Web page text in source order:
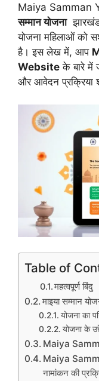
Maiya Samman
सम्मान योजनाझारखंड
योजना महिलाओं को
है। इस लेख में, आप
Website के बारे में
और आवेदन प्रक्रिया
Table of
महत्वपूर्ण बिंदु
माइया सम्मान
योजना का
योजना के
Maiya
Maiya
नामांकन की